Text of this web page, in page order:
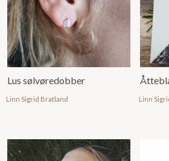
Lus sølvøredobber
Linn Sigrid Bratland Linn